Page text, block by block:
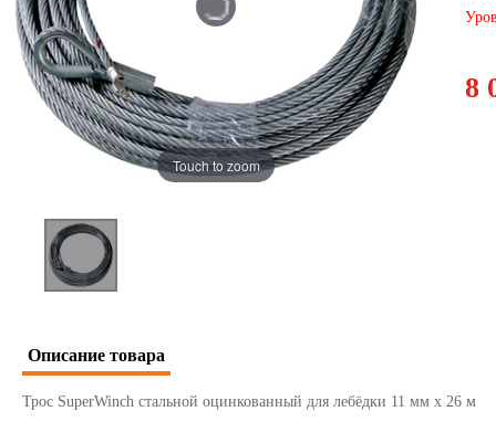
Touch to zoom
8
Описание товара
Трос SuperWinch стальной оцинкованный для лебёдки 11 мм x 26 м